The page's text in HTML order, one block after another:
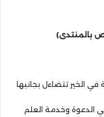
بالمنتدى)
في الخير تتضاءل بجانبها
الدعوة وخدمة العلم